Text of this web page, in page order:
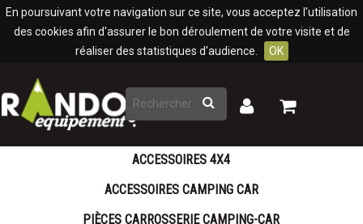
En poursuivant votre navigation sur ce site, vous acceptez l'utilisation
des cookies afin d'assurer le bon déroulement de votre visite et de
réaliser des statistiques d'audience.
OK
Rechercher
Mon
Mon
ACCESSOIRES 4X4
ACCESSOIRES CAMPING CAR
PIÈCES CARROSSERIE CAMPING-CAR
Panneau de gestion des cookies